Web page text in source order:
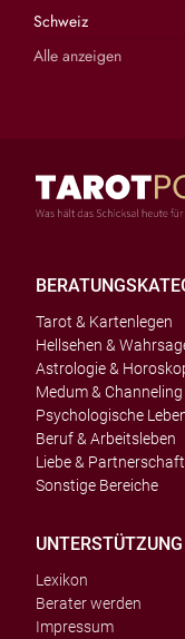
Schweiz
Alle anzeigen
Tarot & Kartenlegen
Hellsehen &
Astrologie &
Medum & Channeling
Psychologische
Beruf & Arbeitsleben
Liebe & Partnerschaft
Sonstige Bereiche
UNTERSTÜTZUNG
Lexikon
Berater werden
Impressum